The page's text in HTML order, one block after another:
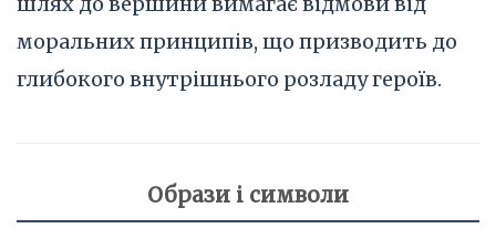
моральних принципів, що призводить до
глибокого внутрішнього розладу героїв.
Образи і символи